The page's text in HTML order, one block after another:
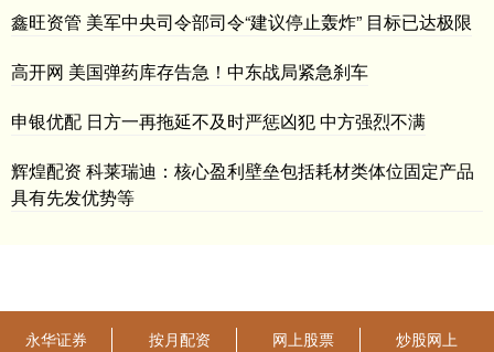
鑫旺资管 美军中央司令部司令“建议停止轰炸” 目标已达极限
高开网 美国弹药库存告急！中东战局紧急刹车
申银优配 日方一再拖延不及时严惩凶犯 中方强烈不满
辉煌配资 科莱瑞迪：核心盈利壁垒包括耗材类体位固定产品
具有先发优势等
永华证券
按月配资
网上股票
炒股网上